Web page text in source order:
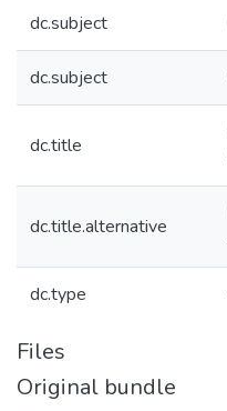
dc.subject
dc.subject
dc.title
dc.title.alternative
dc.type
Files
Original bundle